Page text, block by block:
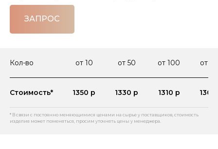
ЗАПРОС
Кол-во от 10 от 50 от 100 от
Стоимость* 1350 р 1330 р 1310 р
* В связи с постоянно меняющимися ценами на сырье у поставщиков, стоимость
изделия может поменяться, просим уточнять цены у менеджера.